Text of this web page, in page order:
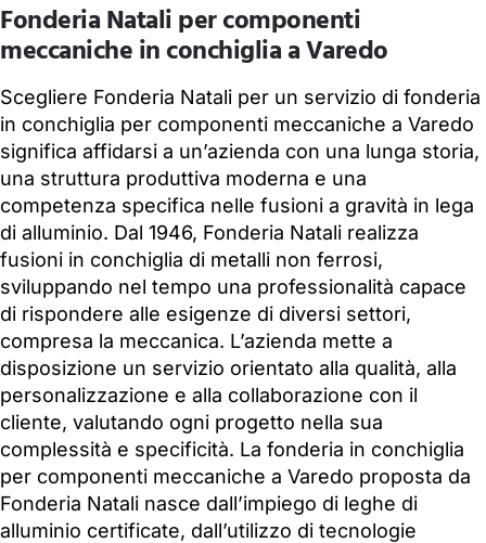
Fonderia Natali per componenti
meccaniche in conchiglia a Varedo
Scegliere Fonderia Natali per un servizio di fonderia
in conchiglia per componenti meccaniche a Varedo
significa affidarsi a un’azienda con una lunga storia,
una struttura produttiva moderna e una
competenza specifica nelle fusioni a gravità in lega
di alluminio. Dal 1946, Fonderia Natali realizza
fusioni in conchiglia di metalli non ferrosi,
sviluppando nel tempo una professionalità capace
di rispondere alle esigenze di diversi settori,
compresa la meccanica. L’azienda mette a
disposizione un servizio orientato alla qualità, alla
personalizzazione e alla collaborazione con il
cliente, valutando ogni progetto nella sua
complessità e specificità. La fonderia in conchiglia
per componenti meccaniche a Varedo proposta da
Fonderia Natali nasce dall’impiego di leghe di
alluminio certificate, dall’utilizzo di tecnologie